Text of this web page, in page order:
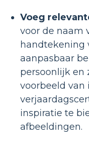
Voeg
voor de naam
handtekening
aanpasbaar
persoonlijk en
voorbeeld van
inspiratie te
afbeeldingen.